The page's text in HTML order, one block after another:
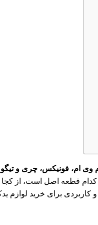
وی ام، فونیکس، چری و تیگو
قطعه اصل است، از کجا
برای خرید لوازم